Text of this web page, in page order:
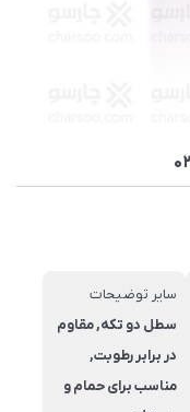
سایر توضیحات
سطل دو تكه, مقاوم
در برابر رطوبت,
مناسب برای حمام و